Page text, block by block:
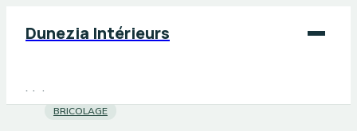
Dunezia Intérieurs
Maison
BRICOLAGE